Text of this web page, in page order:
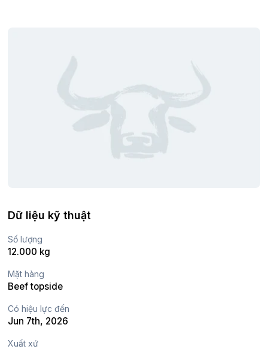
Dữ liệu kỹ thuật
Số lượng
12.000 kg
Mặt hàng
Beef topside
Có hiệu lực đến
Jun 7th, 2026
Xuất xứ